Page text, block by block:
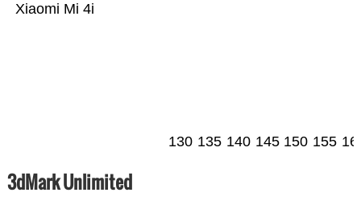
Xiaomi Mi 4i
130 135 140 145 150 155
3dMark Unlimited